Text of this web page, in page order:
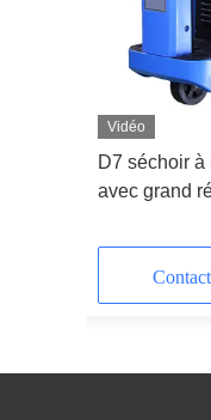
Vidéo
D7 séchoir
avec grand